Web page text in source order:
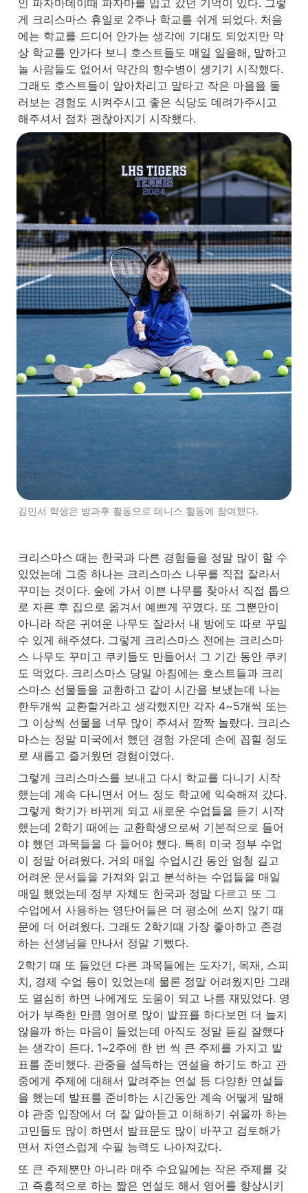
인 파자마데이때 파자마를 입고 갔던 기억이 있다. 그렇
게 크리스마스 휴일로 2주나 학교를 쉬게 되었다. 처음
에는 학교를 드디어 안가는 생각에 기대도 되었지만 막
상 학교를 안가다 보니 호스트들도 매일 일을해, 말하고
놀 사람들도 없어서 약간의 향수병이 생기기 시작했다.
그래도 호스트들이 알아차리고 말타고 작은 마을을 둘
러보는 경험도 시켜주시고 좋은 식당도 데려가주시고
해주셔서 점차 괜찮아지기 시작했다.
김민서 학생은 방과후 활동으로 테니스 활동에 참여했다.
크리스마스 때는 한국과 다른 경험들을 정말 많이 할 수
있었는데 그중 하나는 크리스마스 나무를 직접 잘라서
꾸미는 것이다. 숲에 가서 이쁜 나무를 찾아서 직접 톱으
로 자른 후 집으로 옮겨서 예쁘게 꾸몄다. 또 그뿐만이
아니라 작은 귀여운 나무도 잘라서 내 방에도 따로 꾸밀
수 있게 해주셨다. 그렇게 크리스마스 전에는 크리스마
스 나무도 꾸미고 쿠키들도 만들어서 그 기간 동안 쿠키
도 먹었다. 크리스마스 당일 아침에는 호스트들과 크리
스마스 선물들을 교환하고 같이 시간을 보냈는데 나는
한두개씩 교환할거라고 생각했지만 각자 4~5개씩 또는
그 이상씩 선물을 너무 많이 주셔서 깜짝 놀랐다. 크리스
마스는 정말 미국에서 했던 경험 가운데 손에 꼽힐 정도
로 새롭고 즐거웠던 경험이였다.
그렇게 크리스마스를 보내고 다시 학교를 다니기 시작
했는데 계속 다니면서 어느 정도 학교에 익숙해져 갔다.
그렇게 학기가 바뀌게 되고 새로운 수업들을 듣기 시작
했는데 2학기 때에는 교환학생으로써 기본적으로 들어
야 했던 과목들을 다 들어야 했다. 특히 미국 정부 수업
이 정말 어려웠다. 거의 매일 수업시간 동안 엄청 길고
어려운 문서들을 가져와 읽고 분석하는 수업들을 매일
매일 했었는데 정부 자체도 한국과 정말 다르고 또 그
수업에서 사용하는 영단어들은 더 평소에 쓰지 않기 때
문에 더 어려웠다. 그래도 2학기때 가장 좋아하고 존경
하는 선생님을 만나서 정말 기뻤다.
2학기 때 또 들었던 다른 과목들에는 도자기, 목재, 스피
치, 경제 수업 등이 있었는데 물론 정말 어려웠지만 그래
도 열심히 하면 나에게도 도움이 되고 나름 재밌었다. 영
어가 부족한 만큼 영어로 많이 발표를 하다보면 더 늘지
않을까 하는 마음이 들었는데 아직도 정말 듣길 잘했다
는 생각이 든다. 1~2주에 한 번 씩 큰 주제를 가지고 발
표를 준비했다. 관중을 설득하는 연설을 하기도 하고 관
중에게 주제에 대해서 알려주는 연설 등 다양한 연설들
을 했는데 발표를 준비하는 시간동안 계속 어떻게 말해
야 관중 입장에서 더 잘 알아듣고 이해하기 쉬울까 하는
고민들도 많이 하면서 발표문도 많이 바꾸고 검토해가
면서 자연스럽게 수필 능력도 나아져갔다.
또 큰 주제뿐만 아니라 매주 수요일에는 작은 주제를 갖
고 즉흥적으로 하는 짧은 연설도 해서 영어를 향상시키